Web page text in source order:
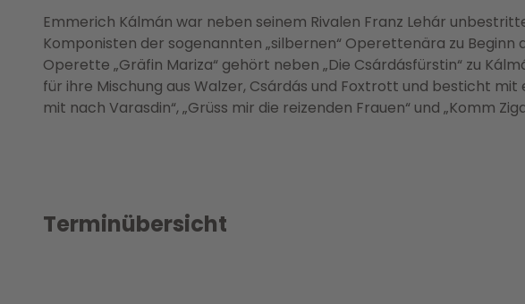
Emmerich Kálmán war neben seinem Rivalen Franz Lehár
Komponisten der sogenannten „silbernen“ Operettenära zu Beginn
Operette „Gräfin Mariza“ gehört neben „Die Csárdásfürstin“ zu
für ihre Mischung aus Walzer, Csárdás und Foxtrott und besticht
mit nach Varasdin“, „Grüss mir die reizenden Frauen“ und „Komm
Terminübersicht